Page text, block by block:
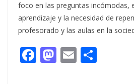
foco en las preguntas incómodas,
aprendizaje y la necesidad de
profesorado y las aulas en la
F M E